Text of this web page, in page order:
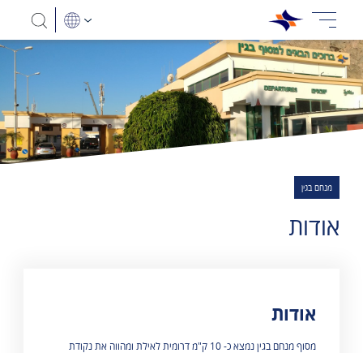
מנחם בגין
אודות
אודות
מסוף מנחם בגין נמצא כ- 10 ק"מ דרומית לאילת ומהווה את נקודת